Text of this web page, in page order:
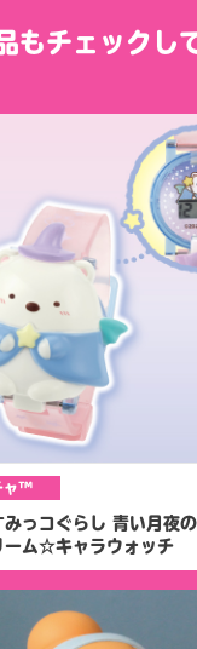
もチェックし
ャ™
みっコぐらし 青い月夜
ーム☆キャラウォッチ